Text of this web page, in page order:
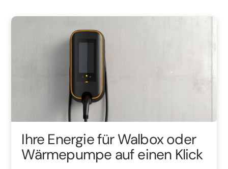
Ihre Energie für Walbox oder
Wärmepumpe auf einen Klick